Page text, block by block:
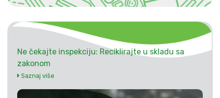
Ne čekajte inspekciju: Reciklirajte u skladu sa
zakonom
Saznaj više